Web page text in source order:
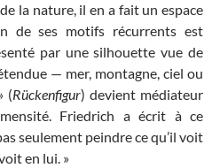
la nature, il en a fait un espace
de ses motifs récurrents est
par une silhouette vue de
— mer, montagne, ciel ou
(Rückenfigur) devient médiateur
Friedrich a écrit à ce
seulement peindre ce qu’il voit
en lui. »